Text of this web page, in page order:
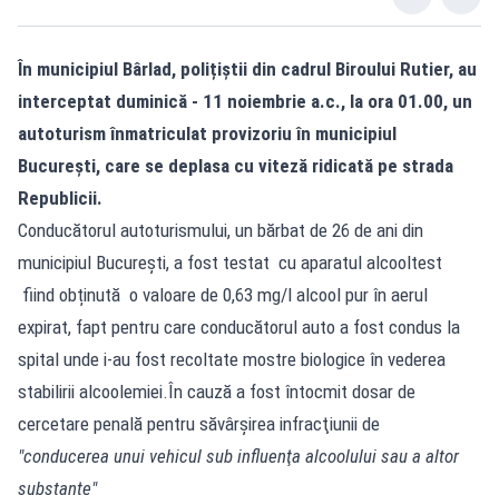
În municipiul Bârlad, polițiștii din cadrul Biroului Rutier, au
interceptat duminică - 11 noiembrie a.c., la ora 01.00, un
autoturism înmatriculat provizoriu în municipiul
București, care se deplasa cu viteză ridicată pe strada
Republicii.
Conducătorul autoturismului, un bărbat de 26 de ani din
municipiul București, a fost testat cu aparatul alcooltest
fiind obținută o valoare de 0,63 mg/l alcool pur în aerul
expirat, fapt pentru care conducătorul auto a fost condus la
spital unde i-au fost recoltate mostre biologice în vederea
stabilirii alcoolemiei.În cauză a fost întocmit dosar de
cercetare penală pentru săvârşirea infracţiunii de
"conducerea unui vehicul sub influenţa alcoolului sau a altor
substanţe"